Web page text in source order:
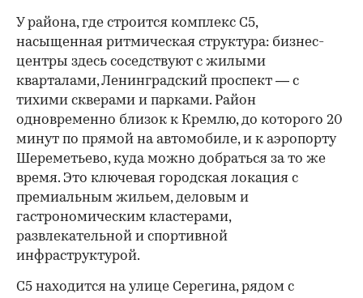
У района, где строится комплекс С5,
насыщенная ритмическая структура: бизнес-
центры здесь соседствуют с жилыми
кварталами, Ленинградский проспект — с
тихими скверами и парками. Район
одновременно близок к Кремлю, до которого 20
минут по прямой на автомобиле, и к аэропорту
Шереметьево, куда можно добраться за то же
время. Это ключевая городская локация с
премиальным жильем, деловым и
гастрономическим кластерами,
развлекательной и спортивной
инфраструктурой.
С5 находится на улице Серегина, рядом с